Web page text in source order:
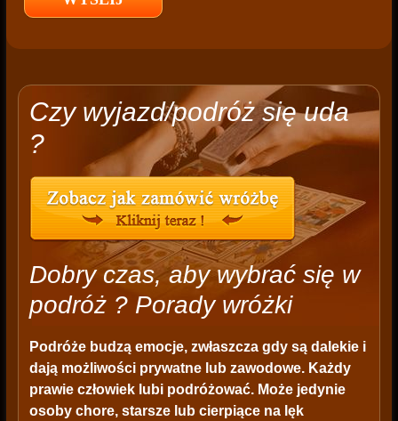
Czy wyjazd/podróż się uda
?
Dobry czas, aby wybrać się w
podróż ? Porady wróżki
Podróże budzą emocje, zwłaszcza gdy są dalekie i
dają możliwości prywatne lub zawodowe. Każdy
prawie człowiek lubi podróżować. Może jedynie
osoby chore, starsze lub cierpiące na lęk